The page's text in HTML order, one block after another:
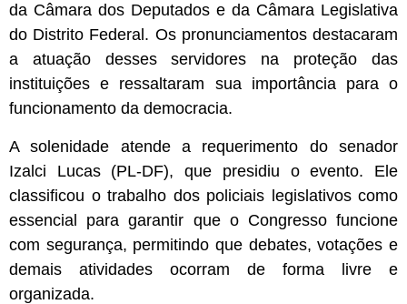
da Câmara dos Deputados e da Câmara Legislativa
do Distrito Federal. Os pronunciamentos destacaram
a atuação desses servidores na proteção das
instituições e ressaltaram sua importância para o
funcionamento da democracia.
A solenidade atende a requerimento do senador
Izalci Lucas (PL-DF), que presidiu o evento. Ele
classificou o trabalho dos policiais legislativos como
essencial para garantir que o Congresso funcione
com segurança, permitindo que debates, votações e
demais atividades ocorram de forma livre e
organizada.